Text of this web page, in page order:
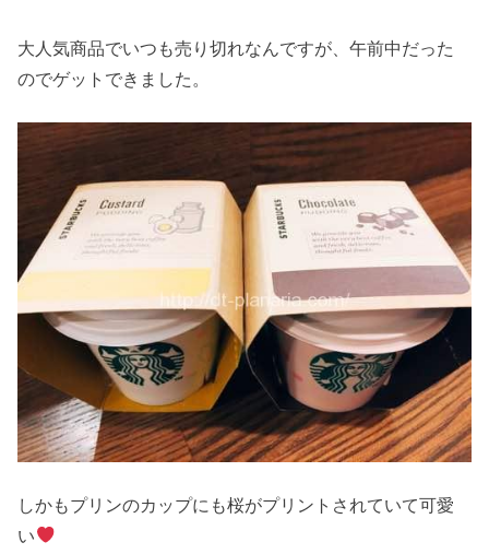
大人気商品でいつも売り切れなんですが、午前中だった
のでゲットできました。
しかもプリンのカップにも桜がプリントされていて可愛
い